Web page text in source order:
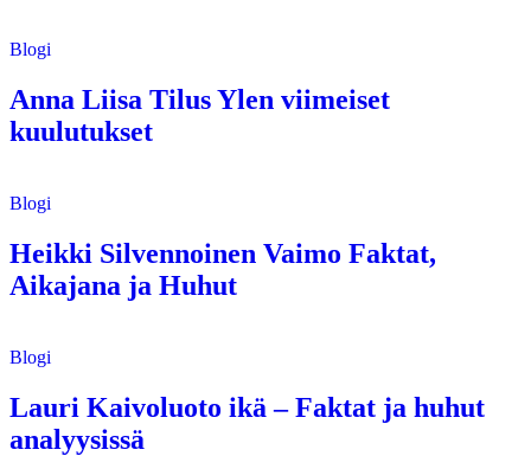
Blogi
Anna Liisa Tilus Ylen viimeiset
kuulutukset
Blogi
Heikki Silvennoinen Vaimo Faktat,
Aikajana ja Huhut
Blogi
Lauri Kaivoluoto ikä – Faktat ja huhut
analyysissä